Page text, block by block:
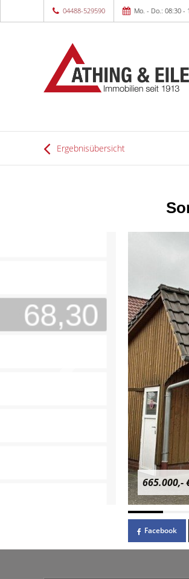
04488-529590 Mo. - Do.: 08:30 -
Ergebnisübersicht
665.000,-
Facebook